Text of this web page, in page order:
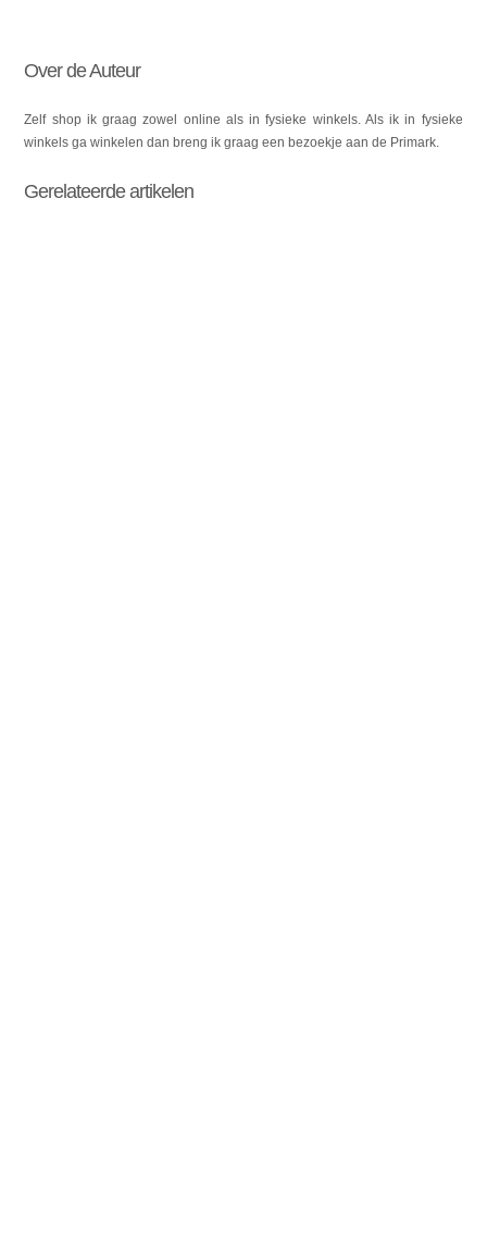
Over de Auteur
Zelf shop ik graag zowel online als in fysieke winkels. Als ik in fysieke
winkels ga winkelen dan breng ik graag een bezoekje aan de Primark.
Gerelateerde artikelen